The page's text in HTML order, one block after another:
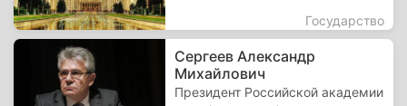
Государство
Сергеев Александр
Михайлович
Президент Российской академии